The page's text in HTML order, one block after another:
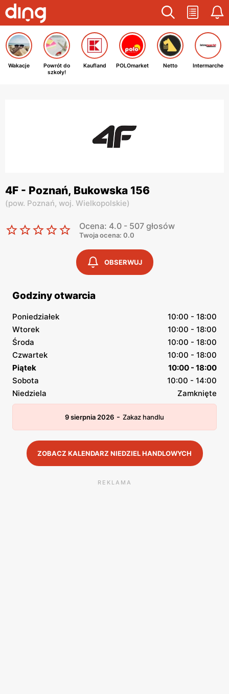
Wakacje
Powrót do
szkoły!
Kaufland POLOmarket Netto Intermarche
4F - Poznań, Bukowska 156
(pow. Poznań, woj. Wielkopolskie)
Ocena: 4.0 - 507 głosów
Twoja ocena: 0.0
OBSERWUJ
Godziny otwarcia
Poniedziałek
10:00 - 18:00
Wtorek
10:00 - 18:00
Środa
10:00 - 18:00
Czwartek
10:00 - 18:00
Piątek
10:00 - 18:00
Sobota
10:00 - 14:00
Niedziela
Zamknięte
9 sierpnia 2026 - Zakaz handlu
ZOBACZ KALENDARZ NIEDZIEL HANDLOWYCH
REKLAMA